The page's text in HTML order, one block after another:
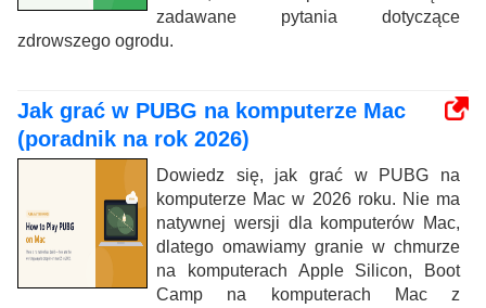
zadawane pytania dotyczące
zdrowszego ogrodu.
Jak grać w PUBG na komputerze Mac
(poradnik na rok 2026)
Dowiedz się, jak grać w PUBG na
komputerze Mac w 2026 roku. Nie ma
natywnej wersji dla komputerów Mac,
dlatego omawiamy granie w chmurze
na komputerach Apple Silicon, Boot
Camp na komputerach Mac z